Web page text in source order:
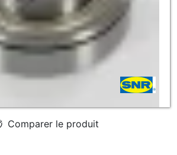
Comparer le produit